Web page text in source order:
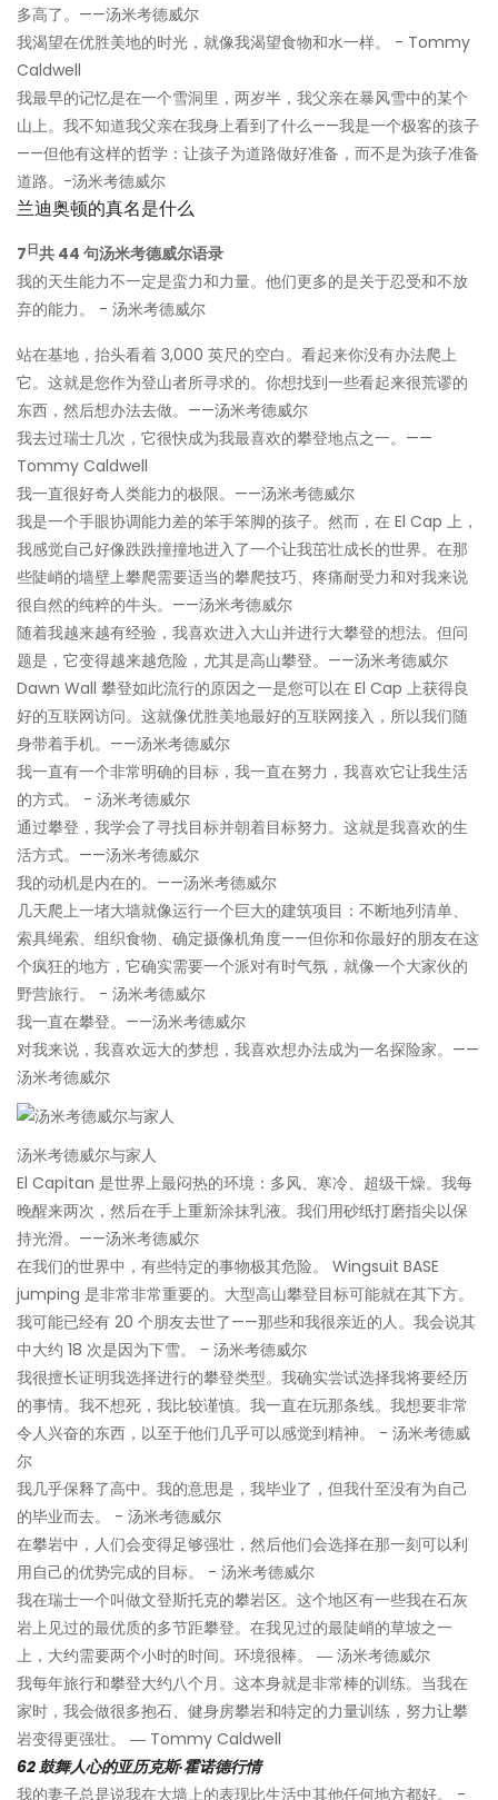
多高了。——汤米考德威尔
我渴望在优胜美地的时光，就像我渴望食物和水一样。 - Tommy
Caldwell
我最早的记忆是在一个雪洞里，两岁半，我父亲在暴风雪中的某个
山上。我不知道我父亲在我身上看到了什么——我是一个极客的孩子
——但他有这样的哲学：让孩子为道路做好准备，而不是为孩子准备
道路。-汤米考德威尔
兰迪奥顿的真名是什么
7 日共 44 句汤米考德威尔语录
我的天生能力不一定是蛮力和力量。他们更多的是关于忍受和不放
弃的能力。 - 汤米考德威尔
站在基地，抬头看着 3,000 英尺的空白。看起来你没有办法爬上
它。这就是您作为登山者所寻求的。你想找到一些看起来很荒谬的
东西，然后想办法去做。——汤米考德威尔
我去过瑞士几次，它很快成为我最喜欢的攀登地点之一。——
Tommy Caldwell
我一直很好奇人类能力的极限。——汤米考德威尔
我是一个手眼协调能力差的笨手笨脚的孩子。然而，在 El Cap 上，
我感觉自己好像跌跌撞撞地进入了一个让我茁壮成长的世界。在那
些陡峭的墙壁上攀爬需要适当的攀爬技巧、疼痛耐受力和对我来说
很自然的纯粹的牛头。——汤米考德威尔
随着我越来越有经验，我喜欢进入大山并进行大攀登的想法。但问
题是，它变得越来越危险，尤其是高山攀登。——汤米考德威尔
Dawn Wall 攀登如此流行的原因之一是您可以在 El Cap 上获得良
好的互联网访问。这就像优胜美地最好的互联网接入，所以我们随
身带着手机。——汤米考德威尔
我一直有一个非常明确的目标，我一直在努力，我喜欢它让我生活
的方式。 - 汤米考德威尔
通过攀登，我学会了寻找目标并朝着目标努力。这就是我喜欢的生
活方式。——汤米考德威尔
我的动机是内在的。——汤米考德威尔
几天爬上一堵大墙就像运行一个巨大的建筑项目：不断地列清单、
索具绳索、组织食物、确定摄像机角度——但你和你最好的朋友在这
个疯狂的地方，它确实需要一个派对有时气氛，就像一个大家伙的
野营旅行。 - 汤米考德威尔
我一直在攀登。——汤米考德威尔
对我来说，我喜欢远大的梦想，我喜欢想办法成为一名探险家。——
汤米考德威尔
汤米考德威尔与家人
El Capitan 是世界上最闷热的环境：多风、寒冷、超级干燥。我每
晚醒来两次，然后在手上重新涂抹乳液。我们用砂纸打磨指尖以保
持光滑。——汤米考德威尔
在我们的世界中，有些特定的事物极其危险。 Wingsuit BASE
jumping 是非常非常重要的。大型高山攀登目标可能就在其下方。
我可能已经有 20 个朋友去世了——那些和我很亲近的人。我会说其
中大约 18 次是因为下雪。 - 汤米考德威尔
我很擅长证明我选择进行的攀登类型。我确实尝试选择我将要经历
的事情。我不想死，我比较谨慎。我一直在玩那条线。我想要非常
令人兴奋的东西，以至于他们几乎可以感觉到精神。 - 汤米考德威
尔
我几乎保释了高中。我的意思是，我毕业了，但我什至没有为自己
的毕业而去。 - 汤米考德威尔
在攀岩中，人们会变得足够强壮，然后他们会选择在那一刻可以利
用自己的优势完成的目标。 - 汤米考德威尔
我在瑞士一个叫做文登斯托克的攀岩区。这个地区有一些我在石灰
岩上见过的最优质的多节距攀登。在我见过的最陡峭的草坡之一
上，大约需要两个小时的时间。环境很棒。 ― 汤米考德威尔
我每年旅行和攀登大约八个月。这本身就是非常棒的训练。当我在
家时，我会做很多抱石、健身房攀岩和特定的力量训练，努力让攀
岩变得更强壮。 ― Tommy Caldwell
62 鼓舞人心的亚历克斯·霍诺德行情
我的妻子总是说我在大墙上的表现比生活中其他任何地方都好。 -